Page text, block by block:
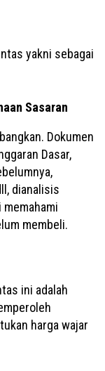
yakni sebagai
Sasaran
Dokumen
Dasar,
dianalisis
membeli.
ini adalah
harga wajar